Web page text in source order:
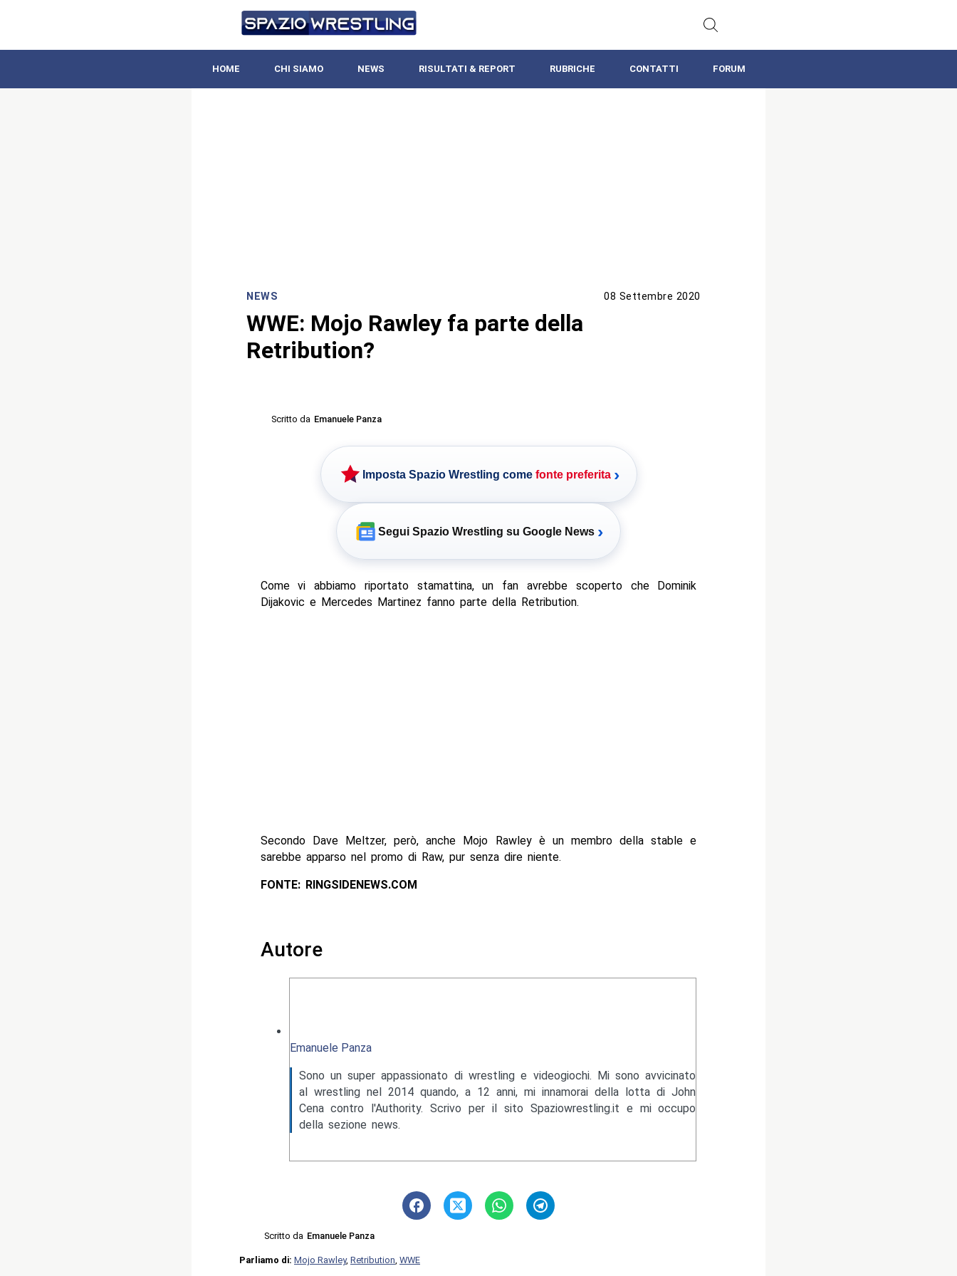
HOME CHI SIAMO NEWS RISULTATI & REPORT RUBRICHE CONTATTI FORUM
NEWS 08 Settembre 2020
WWE: Mojo Rawley fa parte della
Retribution?
Scritto da Emanuele Panza
Imposta Spazio Wrestling come fonte preferita ›
Segui Spazio Wrestling su Google News ›
Come vi abbiamo riportato stamattina, un fan avrebbe scoperto che Dominik
Dijakovic e Mercedes Martinez fanno parte della Retribution.
Secondo Dave Meltzer, però, anche Mojo Rawley è un membro della stable e
sarebbe apparso nel promo di Raw, pur senza dire niente.
FONTE: RINGSIDENEWS.COM
Autore
Emanuele Panza
Sono un super appassionato di wrestling e videogiochi. Mi sono avvicinato
al wrestling nel 2014 quando, a 12 anni, mi innamorai della lotta di John
Cena contro l'Authority. Scrivo per il sito Spaziowrestling.it e mi occupo
della sezione news.
Scritto da Emanuele Panza
Parliamo di: Mojo Rawley, Retribution WWE